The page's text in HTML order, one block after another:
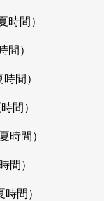
時間）
間）
時間）
時間）
夏時間）
間）
時間）